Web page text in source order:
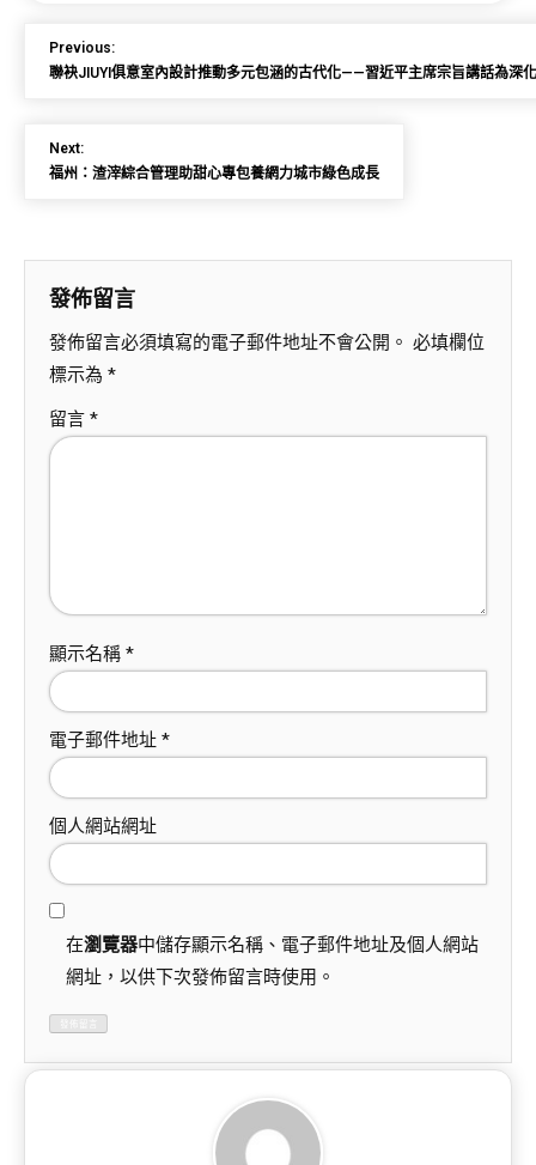
Previous:
聯袂JIUYI俱意室內設計推動多元包涵的古代化——習近平主席宗旨講話為深
Next:
福州：渣滓綜合管理助甜心專包養網力城市綠色成長
發佈留言
發佈留言必須填寫的電子郵件地址不會公開。 必填欄位
標示為 *
留言 *
顯示名稱 *
電子郵件地址 *
個人網站網址
在瀏覽器中儲存顯示名稱、電子郵件地址及個人網站
網址，以供下次發佈留言時使用。